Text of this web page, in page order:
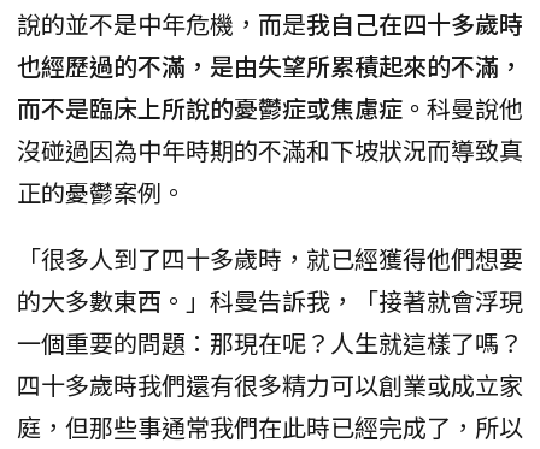
說的並不是中年危機，而是我自己在四十多歲時
也經歷過的不滿，是由失望所累積起來的不滿，
而不是臨床上所說的憂鬱症或焦慮症。 科曼說他
沒碰過因為中年時期的不滿和下坡狀況而導致真
正的憂鬱案例。
「很多人到了四十多歲時，就已經獲得他們想要
的大多數東西。」科曼告訴我，「接著就會浮現
一個重要的問題：那現在呢？人生就這樣了嗎？
四十多歲時我們還有很多精力可以創業或成立家
庭，但那些事通常我們在此時已經完成了，所以